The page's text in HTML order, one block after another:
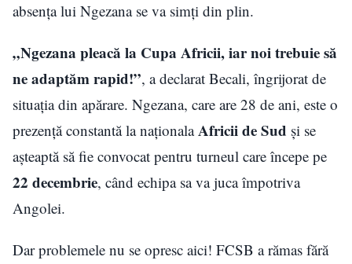
absența lui Ngezana se va simți din plin.
„Ngezana pleacă la Cupa Africii, iar noi trebuie să
ne adaptăm rapid!”, a declarat Becali, îngrijorat de
situația din apărare. Ngezana, care are 28 de ani, este o
prezență constantă la naționalaAfricii de Sud și se
așteaptă să fie convocat pentru turneul care începe pe
22 decembrie, când echipa sa va juca împotriva
Angolei.
Dar problemele nu se opresc aici! FCSB a rămas fără